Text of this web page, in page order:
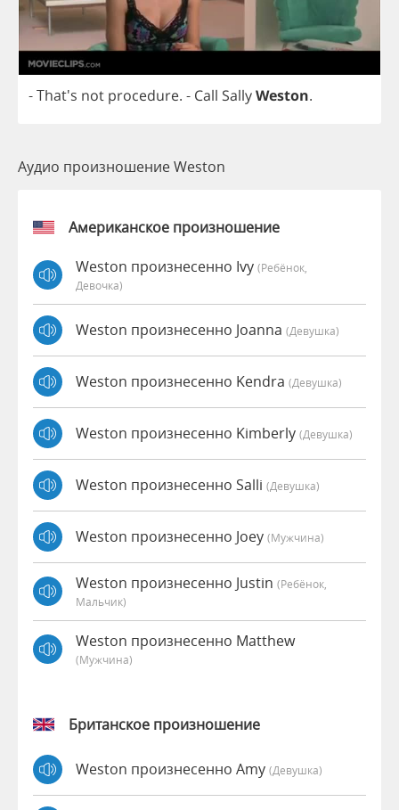
- That's not procedure. - Call SallyWeston.
Аудио произношение Weston
Американское произношение
Weston произнесенно Ivy (Ребёнок,
Девочка)
Weston произнесенно Joanna (девушка)
Weston произнесенно Kendra (девушка)
Weston произнесенно Kimberly (девушка)
Weston произнесенно Salli (девушка)
Weston произнесенно Joey (мужчина)
Weston произнесенно Justin (Ребёнок,
Мальчик)
Weston произнесенно Matthew
(мужчина)
Британское произношение
Weston произнесенно Amy (девушка)